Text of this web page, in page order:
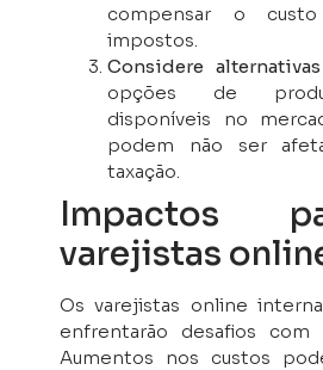
compensar o
impostos.
Considere
opções de
disponíveis no
podem não ser
taxação.
Impactos
varejistas
Os varejistas online
enfrentarão desafios com
Aumentos nos custos